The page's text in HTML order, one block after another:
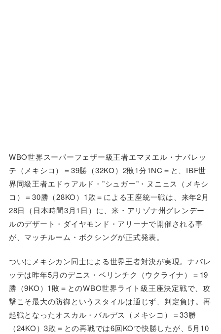
WBO世界スーパーフェザー級王者エマヌエル・ナバレッ
テ（メキシコ）＝39勝（32KO）2敗1分1NC＝と、IBF世
界同級王者エドゥアルド・”シュガー”・ヌニェス（メキシ
コ）＝30勝（28KO）1敗＝による王座統一戦は、来年2月
28日（日本時間3月1日）に、米・アリゾナ州グレンデー
ルのデザート・ダイヤモンド・アリーナで開催される事
が、マッチルーム・ボクシングが正式発表。
ついにメキシカン同士による世界王者対決が実現。ナバレ
ッテは昨年5月のデニス・ベリンチク（ウクライナ）＝19
勝（9KO）1敗＝とのWBO世界ライト級王座決定戦で、攻
撃こそ最大の防御というスタイルは通じず、判定負け。再
起戦となったオスカル・バルデス（メキシコ）＝33勝
（24KO）3敗＝との再戦では6回KOで快勝したが、5月10